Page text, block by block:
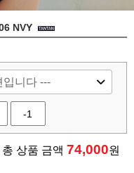
NVY
-1
총 상품 금액 74,000원